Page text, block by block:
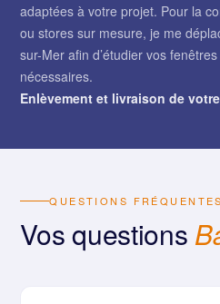
adaptées à votre projet. Pour la
ou stores sur mesure, je me
sur-Mer afin d’étudier vos
nécessaires.
Enlèvement et livraison de
QUESTIONS FRÉQUENTES
Vos questions